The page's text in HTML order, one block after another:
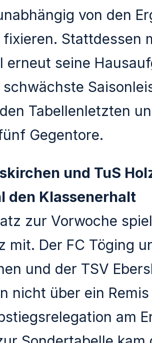
von den
Stattdessen
erneut seine
Tabellenletzten
Gegentore.
und TuS
den Klassenerhalt
zur Vorwoche
mit. Der FC Töging
und der TSV
nicht über ein
am